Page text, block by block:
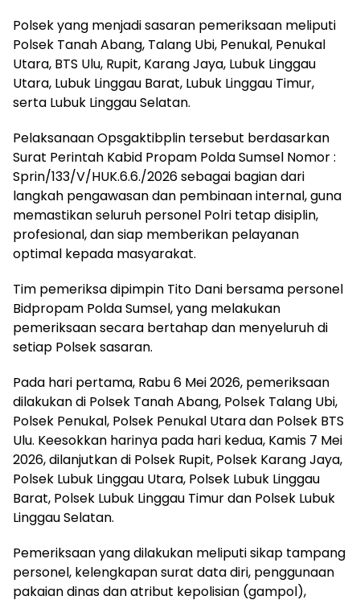
Polsek yang menjadi sasaran pemeriksaan meliputi
Polsek Tanah Abang, Talang Ubi, Penukal, Penukal
Utara, BTS Ulu, Rupit, Karang Jaya, Lubuk Linggau
Utara, Lubuk Linggau Barat, Lubuk Linggau Timur,
serta Lubuk Linggau Selatan.
Pelaksanaan Opsgaktibplin tersebut berdasarkan
Surat Perintah Kabid Propam Polda Sumsel Nomor :
Sprin/133/V/HUK.6.6./2026 sebagai bagian dari
langkah pengawasan dan pembinaan internal, guna
memastikan seluruh personel Polri tetap disiplin,
profesional, dan siap memberikan pelayanan
optimal kepada masyarakat.
Tim pemeriksa dipimpin Tito Dani bersama personel
Bidpropam Polda Sumsel, yang melakukan
pemeriksaan secara bertahap dan menyeluruh di
setiap Polsek sasaran.
Pada hari pertama, Rabu 6 Mei 2026, pemeriksaan
dilakukan di Polsek Tanah Abang, Polsek Talang Ubi,
Polsek Penukal, Polsek Penukal Utara dan Polsek BTS
Ulu. Keesokkan harinya pada hari kedua, Kamis 7 Mei
2026, dilanjutkan di Polsek Rupit, Polsek Karang Jaya,
Polsek Lubuk Linggau Utara, Polsek Lubuk Linggau
Barat, Polsek Lubuk Linggau Timur dan Polsek Lubuk
Linggau Selatan.
Pemeriksaan yang dilakukan meliputi sikap tampang
personel, kelengkapan surat data diri, penggunaan
pakaian dinas dan atribut kepolisian (gampol),